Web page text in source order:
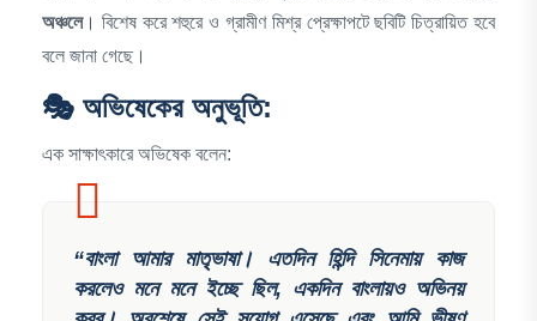
অঞ্চলে। বিশেষ করে শহুরে ও গ্রামীণ মিশ্র প্রেক্ষাপটে ছবিটি চিত্রায়িত হবে
বলে জানা গেছে।
🎭 অভিষেকের অনুভূতি:
এক সাক্ষাৎকারে অভিষেক বলেন:
“বাংলা আমার মাতৃভাষা। এতদিন হিন্দি সিনেমায় কাজ
করলেও মনে মনে ইচ্ছে ছিল, একদিন বাংলায়ও অভিনয়